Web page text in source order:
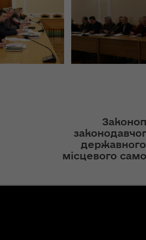
державного
місцевого